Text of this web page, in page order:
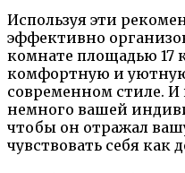
Используя эти
эффективно
комнате площадью 17
комфортную и
современном стиле. И
немного вашей
чтобы он отражал
чувствовать себя как